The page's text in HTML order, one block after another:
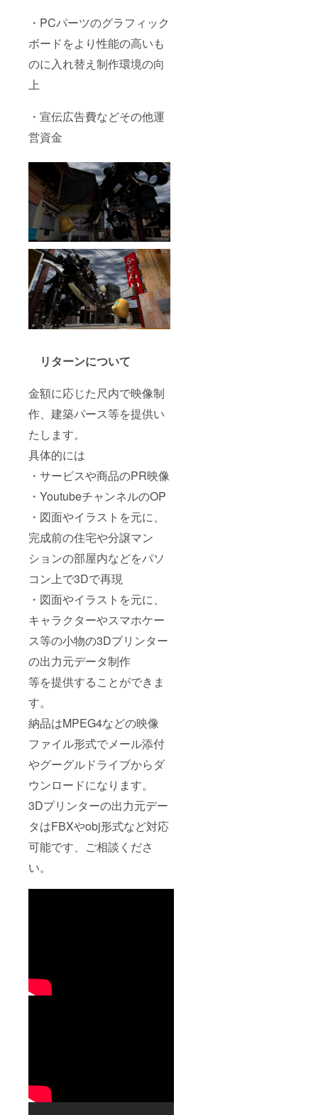
・PCパーツのグラフィック
ボードをより性能の高いも
のに入れ替え制作環境の向
上
・宣伝広告費などその他運
営資金
リターンについて
金額に応じた尺内で映像制
作、建築パース等を提供い
たします。
具体的には
・サービスや商品のPR映像
・YoutubeチャンネルのOP
・図面やイラストを元に、
完成前の住宅や分譲マン
ションの部屋内などをパソ
コン上で3Dで再現
・図面やイラストを元に、
キャラクターやスマホケー
ス等の小物の3Dプリンター
の出力元データ制作
等を提供することができま
す。
納品はMPEG4などの映像
ファイル形式でメール添付
やグーグルドライブからダ
ウンロードになります。
3Dプリンターの出力元デー
タはFBXやobj形式など対応
可能です、ご相談くださ
い。